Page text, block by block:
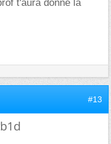
t'aura donné la
#13